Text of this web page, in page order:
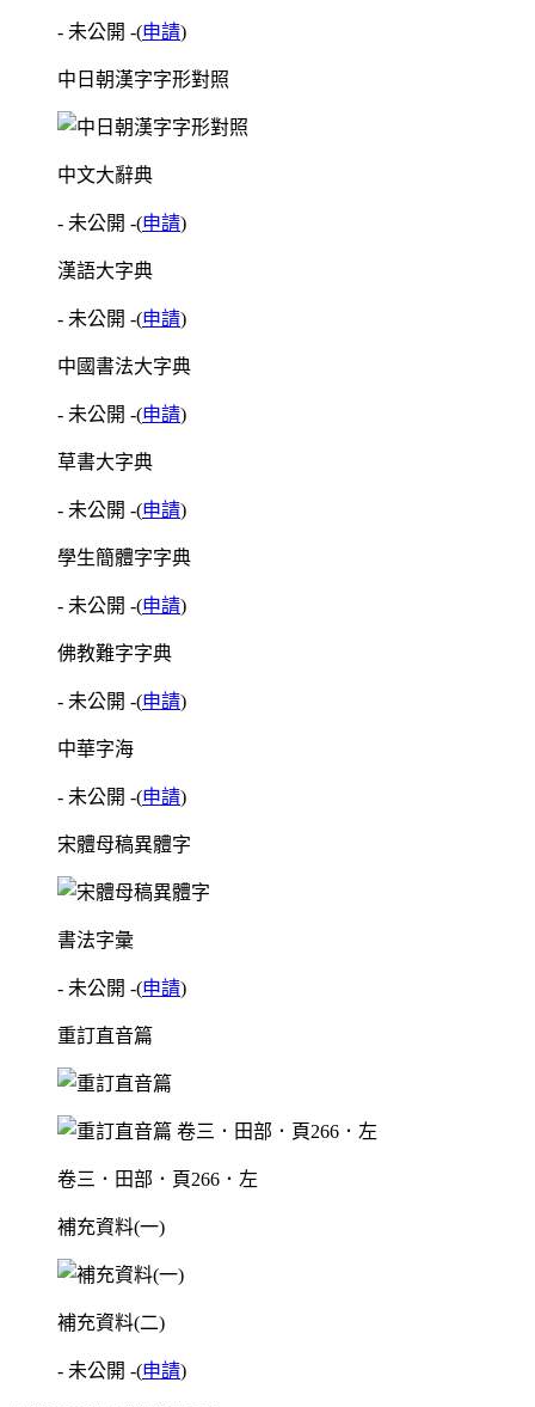
- 未公開 -(申請)
中日朝漢字字形對照
中文大辭典
- 未公開 -(申請)
漢語大字典
- 未公開 -(申請)
中國書法大字典
- 未公開 -(申請)
草書大字典
- 未公開 -(申請)
學生簡體字字典
- 未公開 -(申請)
佛教難字字典
- 未公開 -(申請)
中華字海
- 未公開 -(申請)
宋體母稿異體字
書法字彙
- 未公開 -(申請)
重訂直音篇
卷三．田部．頁266．左
補充資料(一)
補充資料(二)
- 未公開 -(申請)